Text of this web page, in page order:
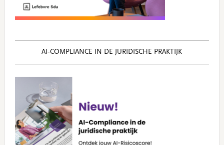
AI‑COMPLIANCE IN DE JURIDISCHE PRAKTIJK